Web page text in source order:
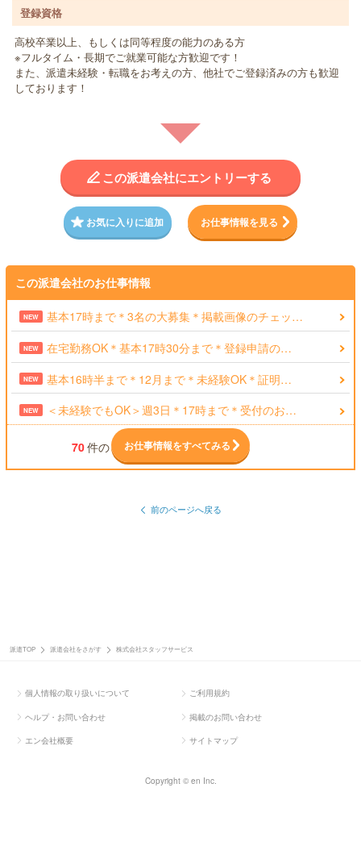
登録資格
高校卒業以上、もしくは同等程度の能力のある方
※フルタイム・長期でご就業可能な方歓迎です！
また、派遣未経験・転職をお考えの方、他社でご登録済みの方も歓迎
しております！
この派遣会社にエントリーする
お気に入りに追加 お仕事情報を見る
この派遣会社のお仕事情報
NEW 基本17時まで＊3名の大募集＊掲載画像のチェッ…
NEW 在宅勤務OK＊基本17時30分まで＊登録申請の…
NEW 基本16時半まで＊12月まで＊未経験OK＊証明…
NEW ＜未経験でもOK＞週3日＊17時まで＊受付のお…
70件の お仕事情報をすべてみる
前のページへ戻る
派遣TOP 派遣会社をさがす 株式会社スタッフサービス
個人情報の取り扱いについて ご利用規約
ヘルプ・お問い合わせ 掲載のお問い合わせ
エン会社概要 サイトマップ
Copyright © en Inc.